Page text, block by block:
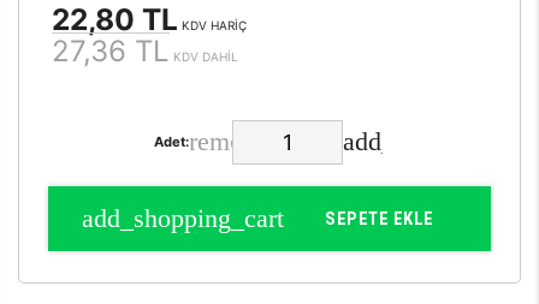
22,80 TL KDV HARİÇ
27,36 TL KDV DAHİL
Adet:
SEPETE EKLE